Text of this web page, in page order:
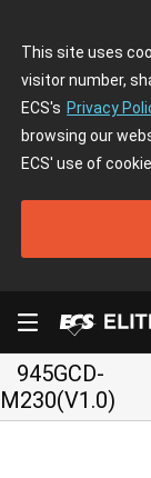
This site uses
visitor number,
ECS's Privacy
browsing our
ECS' use of
945GCD-
M230(V1.0)